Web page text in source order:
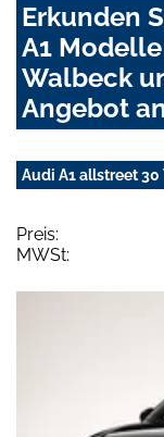
Erkunden
A1
Walbeck
Angebot
Audi A1 allstreet 30
Preis:
MWSt: